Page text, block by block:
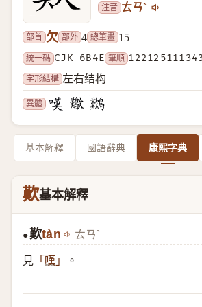
注音 ㄊㄢˋ
部首 欠 部外 4 總筆畫 15
統一碼 CJK 6B4E 筆順
字形結構 左右结构
異體
基本解釋 國語辭典 康熙字典
歎基本解釋
●歎tàn ㄊㄢˋ
見 「 嘆 」 。